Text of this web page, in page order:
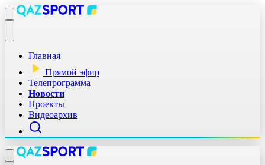
Главная
Прямой эфир
Телепрограмма
Новости
Проекты
Видеоархив